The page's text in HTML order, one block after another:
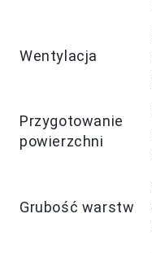
Wentylacja
Przygotowanie
powierzchni
Grubość warstw